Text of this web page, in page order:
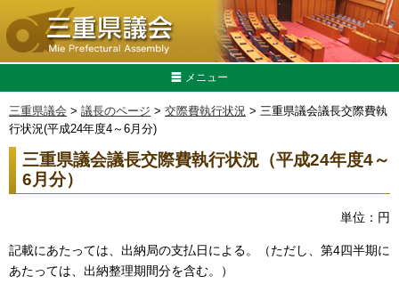
メニュー
三重県議会 > 議長のページ > 交際費執行状況 > 三重県議会議長交際費執
行状況(平成24年度4～6月分)
三重県議会議長交際費執行状況（平成24年度4～
6月分）
単位：円
記載にあたっては、出納局の支払日による。（ただし、第4四半期に
あたっては、出納整理期間分を含む。）